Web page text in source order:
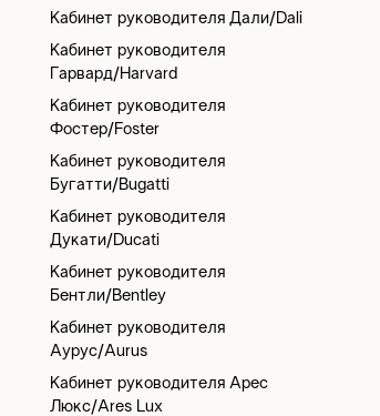
Кабинет руководителя Дали/Dali
Кабинет руководителя
Гарвард/Harvard
Кабинет руководителя
Фостер/Foster
Кабинет руководителя
Бугатти/Bugatti
Кабинет руководителя
Дукати/Ducati
Кабинет руководителя
Бентли/Bentley
Кабинет руководителя
Аурус/Aurus
Кабинет руководителя Арес
Люкс/Ares Lux